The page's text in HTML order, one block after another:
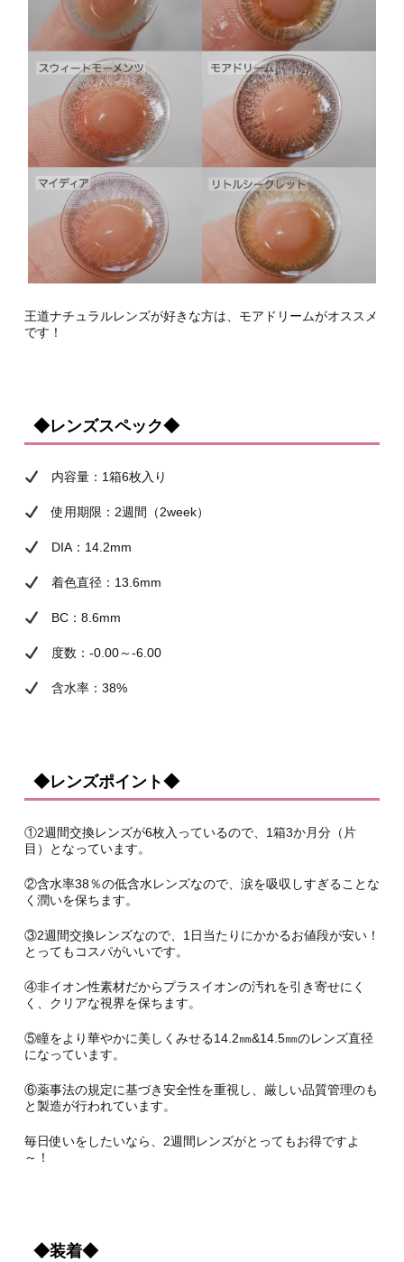
王道ナチュラルレンズが好きな方は、モアドリームがオススメ
です！
◆レンズスペック◆
内容量：1箱6枚入り
使用期限：2週間（2week）
DIA：14.2mm
着色直径：13.6mm
BC：8.6mm
度数：-0.00～-6.00
含水率：38%
◆レンズポイント◆
①2週間交換レンズが6枚入っているので、1箱3か月分（片
目）となっています。
②含水率38％の低含水レンズなので、涙を吸収しすぎることな
く潤いを保ちます。
③2週間交換レンズなので、1日当たりにかかるお値段が安い！
とってもコスパがいいです。
④非イオン性素材だからプラスイオンの汚れを引き寄せにく
く、クリアな視界を保ちます。
⑤瞳をより華やかに美しくみせる14.2㎜&14.5㎜のレンズ直径
になっています。
⑥薬事法の規定に基づき安全性を重視し、厳しい品質管理のも
と製造が行われています。
毎日使いをしたいなら、2週間レンズがとってもお得ですよ
～！
◆装着◆